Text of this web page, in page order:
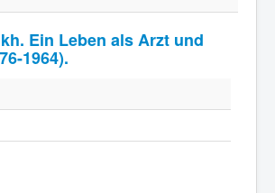
Ein Leben als Arzt und
1964).